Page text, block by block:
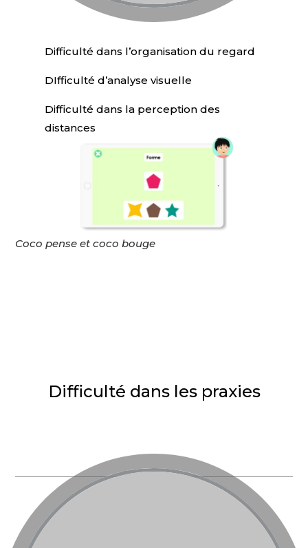
Difficulté dans l’organisation du regard
DIfficulté d’analyse visuelle
Difficulté dans la perception des
distances
Coco pense et coco bouge
Difficulté dans les praxies